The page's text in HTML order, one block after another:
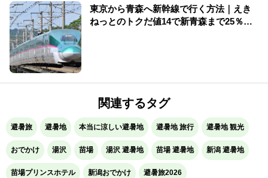
東京から青森へ新幹線で行く方法｜えき
ねっとのトクだ値14で新青森まで25％割
関連するタグ
避暑旅 避暑地 本当に涼しい避暑地 避暑地 旅行 避暑地 観光
おでかけ 湯沢 苗場 湯沢 避暑地 苗場 避暑地 新潟 避暑地
苗場プリンスホテル 新潟おでかけ 避暑旅2026